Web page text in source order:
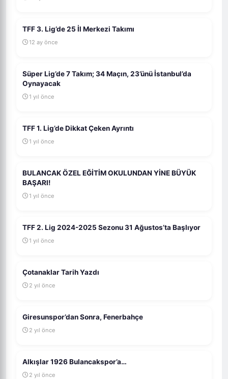
TFF 3. Lig’de 25 İl Merkezi Takımı
12 ay önce
Süper Lig’de 7 Takım; 34 Maçın, 23’ünü İstanbul’da
Oynayacak
1 yıl önce
TFF 1. Lig’de Dikkat Çeken Ayrıntı
1 yıl önce
BULANCAK ÖZEL EĞİTİM OKULUNDAN YİNE BÜYÜK
BAŞARI!
1 yıl önce
TFF 2. Lig 2024-2025 Sezonu 31 Ağustos’ta Başlıyor
1 yıl önce
Çotanaklar Tarih Yazdı
2 yıl önce
Giresunspor’dan Sonra, Fenerbahçe
2 yıl önce
Alkışlar 1926 Bulancakspor’a…
2 yıl önce